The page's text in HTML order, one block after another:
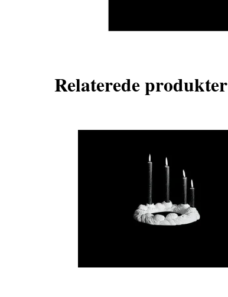
Relaterede produkter